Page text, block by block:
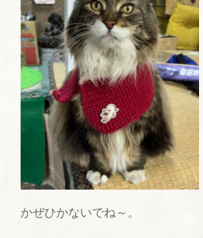
かぜひかないでね～。